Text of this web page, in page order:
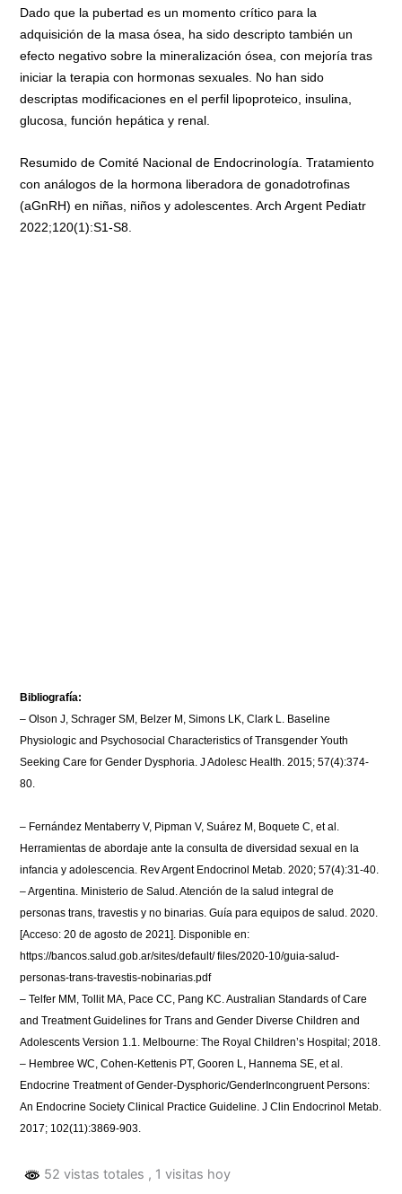
Dado que la pubertad es un momento crítico para la
adquisición de la masa ósea, ha sido descripto también un
efecto negativo sobre la mineralización ósea, con mejoría tras
iniciar la terapia con hormonas sexuales. No han sido
descriptas modificaciones en el perfil lipoproteico, insulina,
glucosa, función hepática y renal.
Resumido de Comité Nacional de Endocrinología. Tratamiento
con análogos de la hormona liberadora de gonadotrofinas
(aGnRH) en niñas, niños y adolescentes. Arch Argent Pediatr
2022;120(1):S1-S8.
Bibliografía:
– Olson J, Schrager SM, Belzer M, Simons LK, Clark L. Baseline
Physiologic and Psychosocial Characteristics of Transgender Youth
Seeking Care for Gender Dysphoria. J Adolesc Health. 2015; 57(4):374-
80.
– Fernández Mentaberry V, Pipman V, Suárez M, Boquete C, et al.
Herramientas de abordaje ante la consulta de diversidad sexual en la
infancia y adolescencia. Rev Argent Endocrinol Metab. 2020; 57(4):31-40.
– Argentina. Ministerio de Salud. Atención de la salud integral de
personas trans, travestis y no binarias. Guía para equipos de salud. 2020.
[Acceso: 20 de agosto de 2021]. Disponible en:
https://bancos.salud.gob.ar/sites/default/ files/2020-10/guia-salud-
personas-trans-travestis-nobinarias.pdf
– Telfer MM, Tollit MA, Pace CC, Pang KC. Australian Standards of Care
and Treatment Guidelines for Trans and Gender Diverse Children and
Adolescents Version 1.1. Melbourne: The Royal Children’s Hospital; 2018.
– Hembree WC, Cohen-Kettenis PT, Gooren L, Hannema SE, et al.
Endocrine Treatment of Gender-Dysphoric/GenderIncongruent Persons:
An Endocrine Society Clinical Practice Guideline. J Clin Endocrinol Metab.
2017; 102(11):3869-903.
52 vistas totales , 1 visitas hoy